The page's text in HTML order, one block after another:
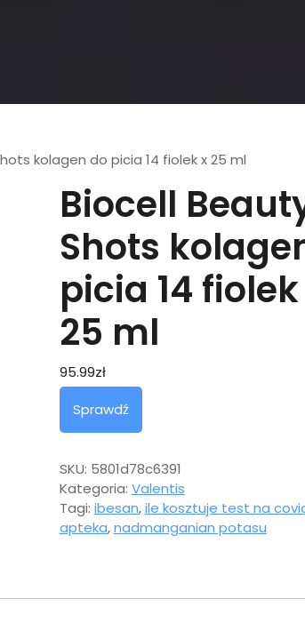
kolagen do picia 14 fiolek x 25 ml
Biocell
Shots
picia 14
25 ml
95.99zł
Sprawdź
SKU: 5801d78c6391
Kategoria: Valentis
Tagi: ibesan,ile kosztuje test na
apteka,nadmanganian potasu